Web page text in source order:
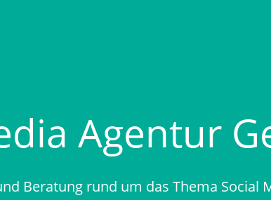
Agentur
Beratung rund um das Thema